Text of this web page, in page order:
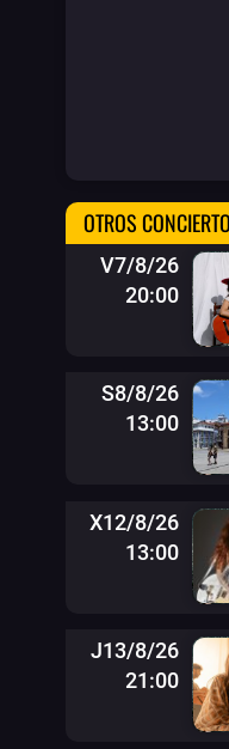
OTROS
V7/8/26
20:00
S8/8/26
13:00
X12/8/26
13:00
J13/8/26
21:00